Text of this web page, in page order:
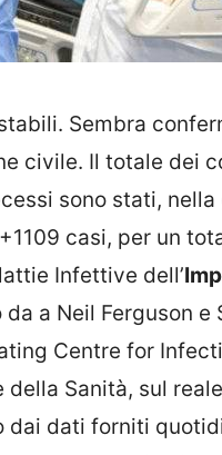
Sembra
civile. Il totale dei
sono stati,
casi, per un
Infettive dell’
a Neil Ferguson
Centre for
della Sanità, sul
dai dati forniti